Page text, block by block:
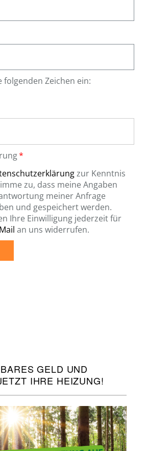
folgenden Zeichen ein:
zur Kenntnis
zu, dass meine Angaben
meiner Anfrage
und gespeichert werden.
Ihre Einwilligung jederzeit für
an uns widerrufen.
GELD UND
IHRE HEIZUNG!